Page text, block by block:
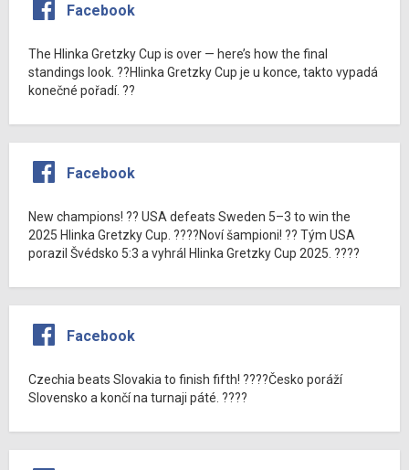
Facebook
The Hlinka Gretzky Cup is over — here’s how the final
standings look. ??Hlinka Gretzky Cup je u konce, takto vypadá
konečné pořadí. ??
Facebook
New champions! ?? USA defeats Sweden 5–3 to win the
2025 Hlinka Gretzky Cup. ????Noví šampioni! ?? Tým USA
porazil Švédsko 5:3 a vyhrál Hlinka Gretzky Cup 2025. ????
Facebook
Czechia beats Slovakia to finish fifth! ????Česko poráží
Slovensko a končí na turnaji páté. ????